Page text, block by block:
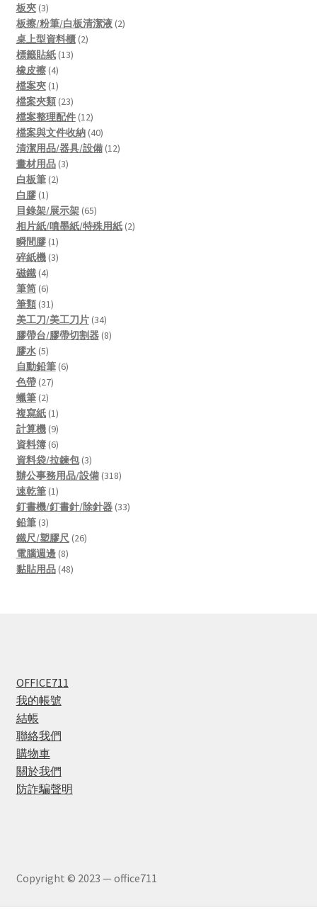
板夾 33
products
板擦/粉筆/白板清潔液 22
桌上型資料櫃 22
標籤貼紙 1313
橡皮擦 44
products
檔案夾 11
product
檔案夾類 2323
products
檔案整理配件 1212
products
檔案與文件收納 4040
products
清潔用品/器具/設備 1212
畫材用品 33
白板筆 22
白膠 11
product
目錄架/展示架 6565
products
相片紙/噴墨紙/特殊用紙 22
瞬間膠 11
product
碎紙機 33
磁鐵 44
products
筆筒 66
products
筆類 3131
products
美工刀/美工刀片 3434
products
膠帶台/膠帶切割器 88
膠水 55
products
自動鉛筆 66
色帶 2727
蠟筆 22
products
複寫紙 11
product
計算機 99
products
資料簿 66
products
資料袋/拉鍊包 33
products
辦公事務用品/設備 318318
速乾筆 11
product
釘書機/釘書針/除針器 3333
鉛筆 33
products
鐵尺/塑膠尺 2626
電腦週邊 88
products
黏貼用品 4848
OFFICE711
我的帳號
結帳
聯絡我們
購物車
關於我們
防詐騙聲明
Copyright © 2023 — office711